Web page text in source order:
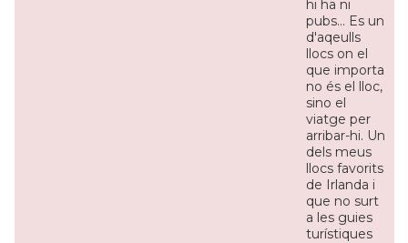
hi ha ni
pubs... Es un
d'aqeulls
llocs on el
que importa
no és el lloc,
sino el
viatge per
arribar-hi. Un
dels meus
llocs favorits
de Irlanda i
que no surt
a les guies
turístiques